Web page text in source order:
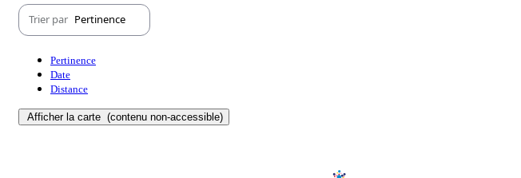
Trier par Pertinence
Pertinence
Date
Distance
Afficher la carte (contenu non-accessible)